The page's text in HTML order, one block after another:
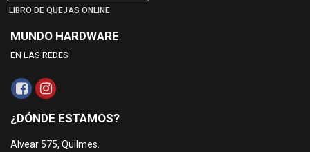
LIBRO DE QUEJAS ONLINE
MUNDO HARDWARE
EN LAS REDES
¿DÓNDE ESTAMOS?
Alvear 575, Quilmes.